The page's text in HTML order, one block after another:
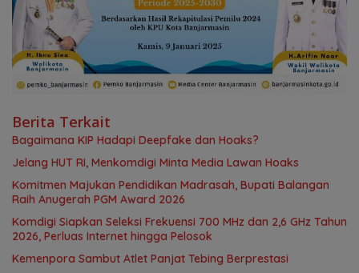
Berita Terkait
Bagaimana KIP Hadapi Deepfake dan Hoaks?
Jelang HUT RI, Menkomdigi Minta Media Lawan Hoaks
Komitmen Majukan Pendidikan Madrasah, Bupati Balangan
Raih Anugerah PGM Award 2026
Komdigi Siapkan Seleksi Frekuensi 700 MHz dan 2,6 GHz Tahun
2026, Perluas Internet hingga Pelosok
Kemenpora Sambut Atlet Panjat Tebing Berprestasi